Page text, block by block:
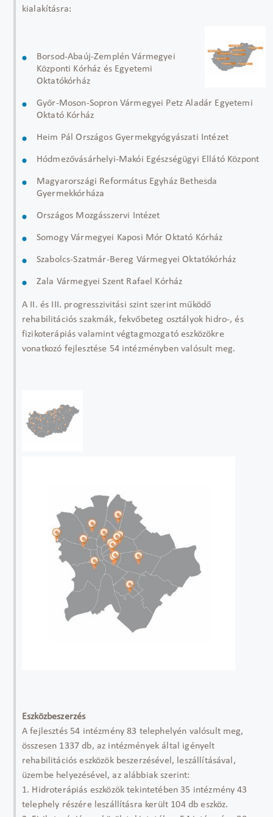
kialakításra:
Borsod-Abaúj-Zemplén Vármegyei
Központi Kórház és Egyetemi
Oktatókórház
Győr-Moson-Sopron Vármegyei Petz Aladár Egyetemi
Oktató Kórház
Heim Pál Országos Gyermekgyógyászati Intézet
Hódmezővásárhelyi-Makói Egészségügyi Ellátó Központ
Magyarországi Református Egyház Bethesda
Gyermekkórháza
Országos Mozgásszervi Intézet
Somogy Vármegyei Kaposi Mór Oktató Kórház
Szabolcs-Szatmár-Bereg Vármegyei Oktatókórház
Zala Vármegyei Szent Rafael Kórház
A II. és III. progresszivitási szint szerint működő
rehabilitációs szakmák, fekvőbeteg osztályok hidro-, és
fizikoterápiás valamint végtagmozgató eszközökre
vonatkozó fejlesztése 54 intézményben valósult meg.
Eszközbeszerzés
A fejlesztés 54 intézmény 83 telephelyén valósult meg,
összesen 1337 db, az intézmények által igényelt
rehabilitációs eszközök beszerzésével, leszállításával,
üzembe helyezésével, az alábbiak szerint:
1. Hidroterápiás eszközök tekintetében 35 intézmény 43
telephely részére leszállításra került 104 db eszköz.